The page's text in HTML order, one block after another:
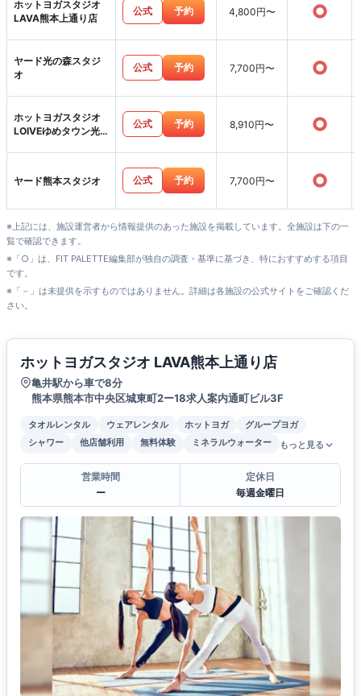
ホットヨガスタジオ
LAVA熊本上通り店
公式 予約 4,800円〜 ○
ヤード光の森スタジ
オ
公式 予約 7,700円〜 ○
ホットヨガスタジオ
LOIVEゆめタウン光
公式 予約 8,910円〜 ○
ヤード熊本スタジオ 公式 予約 7,700円〜 ○
※上記には、施設運営者から情報提供のあった施設を掲載しています。全施設は下の一
覧で確認できます。
※「○」は、FIT PALETTE編集部が独自の調査・基準に基づき、特におすすめする項目
です。
※「－」は未提供を示すものではありません。詳細は各施設の公式サイトをご確認くだ
さい。
ホットヨガスタジオ LAVA熊本上通り店
亀井駅から車で8分
熊本県熊本市中央区城東町2ー18求人案内通町ビル3F
タオルレンタル ウェアレンタル ホットヨガ
グループヨガ
シャワー
他店舗利用 無料体験 ミネラルウォーター もっと見る
営業時間
ー
定休日
毎週金曜日